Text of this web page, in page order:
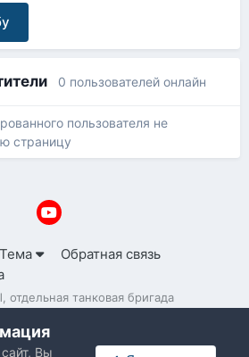
0 пользователей онлайн
пользователя не
страницу
Тема Обратная связь
танковая бригада
Вы